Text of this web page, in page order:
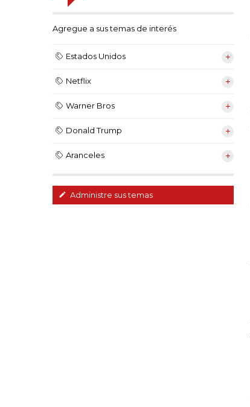
Agregue a sus temas de interés
Estados Unidos
Netflix
Warner Bros
Donald Trump
Aranceles
Administre sus temas